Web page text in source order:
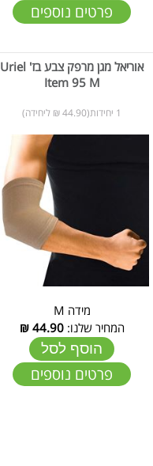
פרטים נוספים
אוריאל מגן מרפק צבע בז' Uriel
Item 95 M
1 יחידות(44.90 ₪ ליחידה)
מידה M
המחיר שלנו:44.90
₪
הוסף לסל
פרטים נוספים